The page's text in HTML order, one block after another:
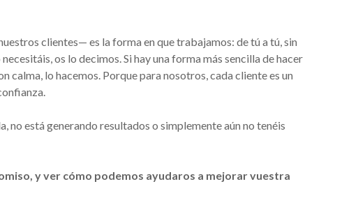
clientes— es la forma en que trabajamos: de tú a tú, sin
os lo decimos. Si hay una forma más sencilla de hacer
calma, lo hacemos. Porque para nosotros, cada cliente es un
no está generando resultados o simplemente aún no tenéis
y ver cómo podemos ayudaros a mejorar vuestra